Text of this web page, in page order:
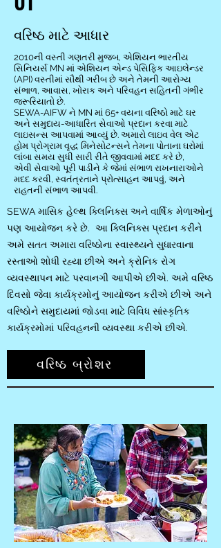
વરિષ્ઠ માટે આધાર
2010ની વસ્તી ગણતરી મુજબ, એશિયન ભારતીય
સિનિયર્સ MN માં એશિયન એન્ડ પેસિફિક આઇલેન્ડર
(API) વસ્તીમાં સૌથી ગરીબ છે અને તેમની આરોગ્ય
સંભાળ, આવાસ, ખોરાક અને પરિવહન સહિતની ગંભીર
જરૂરિયાતો છે.
SEWA-AIFW ને MN માં 65+ વયના વરિષ્ઠો માટે ઘર
અને સમુદાય-આધારિત સેવાઓ પ્રદાન કરવા માટે
લાઇસન્સ આપવામાં આવ્યું છે. અમારો લાઇવ વેલ એટ
હોમ પ્રોગ્રામ વૃદ્ધ મિનેસોટન્સને તેમના પોતાના ઘરોમાં
લાંબા સમય સુધી સારી રીતે જીવવામાં મદદ કરે છે,
એવી સેવાઓ પૂરી પાડીને કે જેમાં સંભાળ રાખનારાઓને
મદદ કરવી, સ્વતંત્રતાને પ્રોત્સાહન આપવું, અને
રાહતની સંભાળ આપવી.
SEWA માસિક હેલ્થ ક્લિનિક્સ અને વાર્ષિક મેળાઓનું
પણ આયોજન કરે છે. આ ક્લિનિક્સ પ્રદાન કરીને
અમે સતત અમારા વરિષ્ઠોના સ્વાસ્થ્યને સુધારવાના
રસ્તાઓ શોધી રહ્યા છીએ અને ક્રોનિક રોગ
વ્યવસ્થાપન માટે પરવાનગી આપીએ છીએ. અમે વરિષ્ઠ
દિવસો જેવા કાર્યક્રમોનું આયોજન કરીએ છીએ અને
વરિષ્ઠોને સમુદાયમાં જોડવા માટે વિવિધ સાંસ્કૃતિક
કાર્યક્રમોમાં પરિવહનની વ્યવસ્થા કરીએ છીએ.
વરિષ્ઠ બ્રોશર